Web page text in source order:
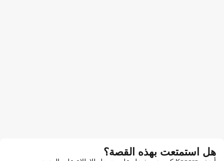
هل استمتعت بهذه القصة؟